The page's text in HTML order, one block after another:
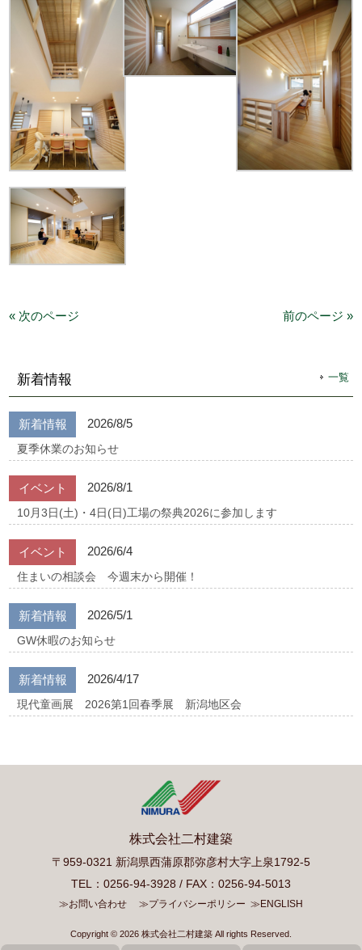
« 次のページ 前のページ »
新着情報 一覧
新着情報 2026/8/5
夏季休業のお知らせ
イベント 2026/8/1
10月3日(土)・4日(日)工場の祭典2026に参加します
イベント 2026/6/4
住まいの相談会 今週末から開催！
新着情報 2026/5/1
GW休暇のお知らせ
新着情報 2026/4/17
現代童画展 2026第1回春季展 新潟地区会
株式会社二村建築
〒959-0321 新潟県西蒲原郡弥彦村大字上泉1792-5
TEL：0256-94-3928 / FAX：0256-94-5013
≫お問い合わせ ≫プライバシーポリシー ≫ENGLISH
Copyright © 2026 株式会社二村建築 All rights Reserved.